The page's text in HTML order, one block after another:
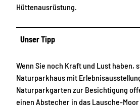
Hüttenausrüstung.
Unser Tipp
Wenn Sie noch Kraft und Lust haben,
Naturparkhaus mit
Naturparkgarten zur Besichtigung
einen Abstecher in das Lausche-